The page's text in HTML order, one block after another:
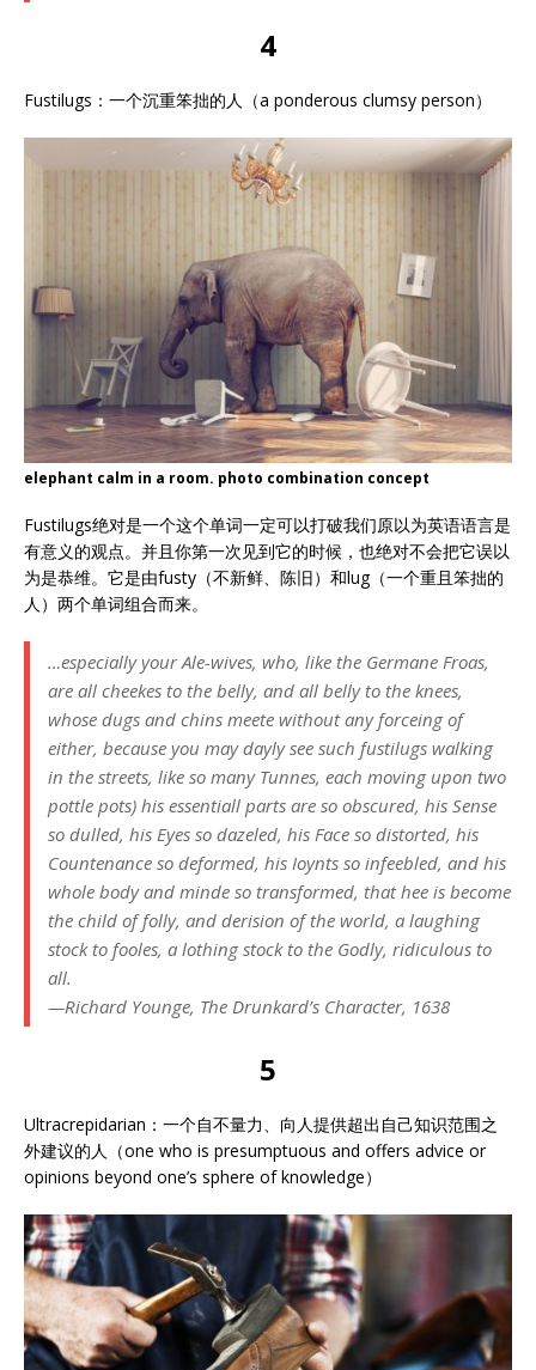
4
Fustilugs：一个沉重笨拙的人（a ponderous clumsy person）
elephant calm in a room. photo combination concept
Fustilugs绝对是一个这个单词一定可以打破我们原以为英语语言是
有意义的观点。并且你第一次见到它的时候，也绝对不会把它误以
为是恭维。它是由fusty（不新鲜、陈旧）和lug（一个重且笨拙的
人）两个单词组合而来。
…especially your Ale-wives, who, like the Germane Froas,
are all cheekes to the belly, and all belly to the knees,
whose dugs and chins meete without any forceing of
either, because you may dayly see such fustilugs walking
in the streets, like so many Tunnes, each moving upon two
pottle pots) his essentiall parts are so obscured, his Sense
so dulled, his Eyes so dazeled, his Face so distorted, his
Countenance so deformed, his Ioynts so infeebled, and his
whole body and minde so transformed, that hee is become
the child of folly, and derision of the world, a laughing
stock to fooles, a lothing stock to the Godly, ridiculous to
all.
—Richard Younge, The Drunkard’s Character, 1638
5
Ultracrepidarian：一个自不量力、向人提供超出自己知识范围之
外建议的人（one who is presumptuous and offers advice or
opinions beyond one’s sphere of knowledge）